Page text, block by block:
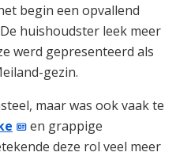
begin een opvallend
huishoudster leek meer
werd gepresenteerd als
gezin.
maar was ook vaak te
en grappige
deze rol veel meer